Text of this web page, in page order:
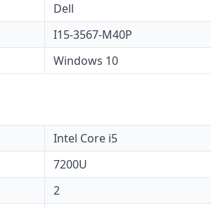
Dell
I15-3567-M40P
Windows 10
Intel Core i5
7200U
2